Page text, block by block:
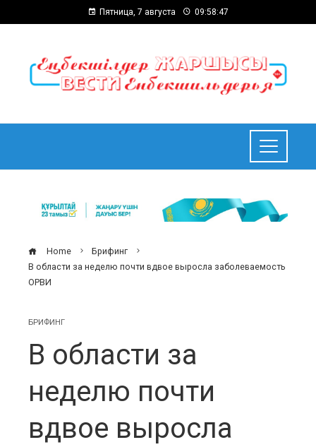
Пятница, 7 августа 09:58:48
Home
Брифинг
В области за неделю почти вдвое выросла заболеваемость
ОРВИ
БРИФИНГ
В области за
неделю почти
вдвое выросла